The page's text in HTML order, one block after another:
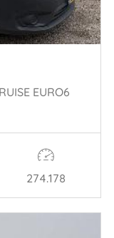
EURO6
274.178